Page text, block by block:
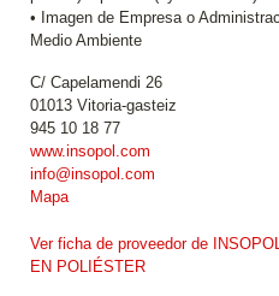
• Imagen de Empresa o
Medio Ambiente
C/ Capelamendi 26
01013 Vitoria-gasteiz
945 10 18 77
www.insopol.com
info@insopol.com
Mapa
Ver ficha de proveedor de
EN POLIÉSTER